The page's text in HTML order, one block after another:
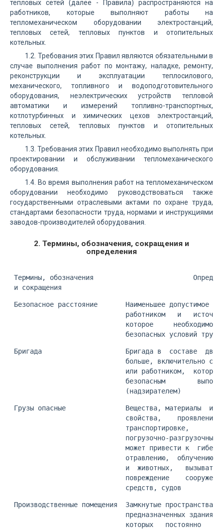
тепловых сетей (далее - Правила) распространяются на
работников, которые выполняют работы на
тепломеханическом оборудовании электростанций,
тепловых сетей, тепловых пунктов и отопительных
котельных.
1.2. Требования этих Правил являются обязательными в
случае выполнения работ по монтажу, наладке, ремонту,
реконструкции и эксплуатации теплосилового,
механического, топливного и водоподготовительного
оборудования, неэлектрических устройств тепловой
автоматики и измерений топливно-транспортных,
котлотурбинных и химических цехов электростанций,
тепловых сетей, тепловых пунктов и отопительных
котельных.
1.3. Требования этих Правил необходимо выполнять при
проектировании и обслуживании тепломеханического
оборудования.
1.4. Во время выполнения работ на тепломеханическом
оборудовании необходимо руководствоваться также
государственными отраслевыми актами по охране труда,
стандартами безопасности труда, нормами и инструкциями
заводов-производителей оборудования.
2. Термины, обозначения, сокращения и
определения
Термины, обозначения
и сокращения
Безопасное расстояние       Наименьшее допустимое
работником   и
которое     необходимо
безопасных условий
Бригада                     Бригада в  составе  двух
больше, включительно с
или работником,
безопасным
                             (надзирателем)
Грузы опасные               Вещества, материалы  и
свойства,    проявление
транспортировке,
погрузочно-разгрузочных
может привести к
отравлению,  облучению,
и  животных,   вызывать
повреждение
                             средств, судов
Производственные помещения  Замкнутые
предназначенных зданиях
которых   постоянно